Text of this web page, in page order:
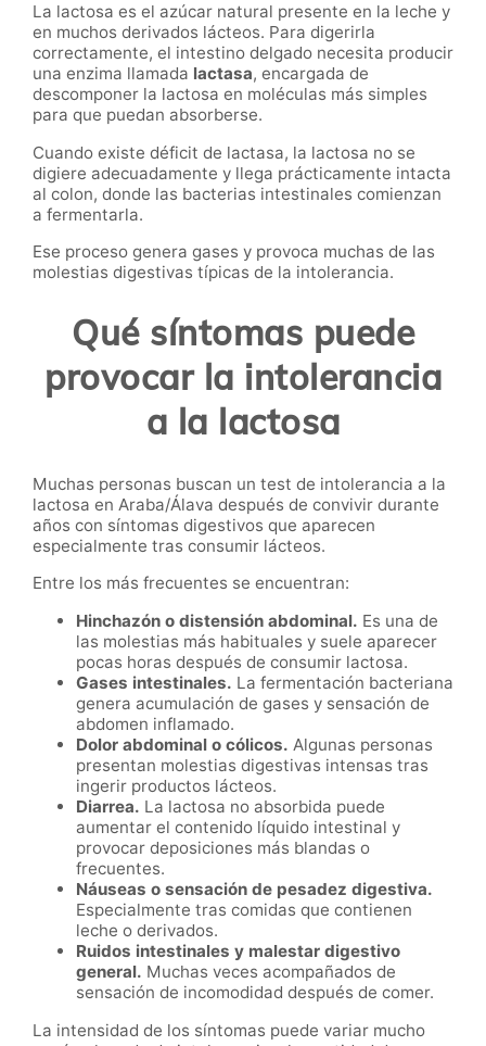
La lactosa es el azúcar natural presente en la leche y
en muchos derivados lácteos. Para digerirla
correctamente, el intestino delgado necesita producir
una enzima llamada lactasa, encargada de
descomponer la lactosa en moléculas más simples
para que puedan absorberse.
Cuando existe déficit de lactasa, la lactosa no se
digiere adecuadamente y llega prácticamente intacta
al colon, donde las bacterias intestinales comienzan
a fermentarla.
Ese proceso genera gases y provoca muchas de las
molestias digestivas típicas de la intolerancia.
Qué síntomas puede
provocar la intolerancia
a la lactosa
Muchas personas buscan un test de intolerancia a la
lactosa en Araba/Álava después de convivir durante
años con síntomas digestivos que aparecen
especialmente tras consumir lácteos.
Entre los más frecuentes se encuentran:
Hinchazón o distensión abdominal. Es una de
las molestias más habituales y suele aparecer
pocas horas después de consumir lactosa.
Gases intestinales. La fermentación bacteriana
genera acumulación de gases y sensación de
abdomen inflamado.
Dolor abdominal o cólicos. Algunas personas
presentan molestias digestivas intensas tras
ingerir productos lácteos.
Diarrea. La lactosa no absorbida puede
aumentar el contenido líquido intestinal y
provocar deposiciones más blandas o
frecuentes.
Náuseas o sensación de pesadez digestiva.
Especialmente tras comidas que contienen
leche o derivados.
Ruidos intestinales y malestar digestivo
general. Muchas veces acompañados de
sensación de incomodidad después de comer.
La intensidad de los síntomas puede variar mucho